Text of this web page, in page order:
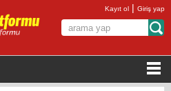
Kayıt ol |Giriş yap